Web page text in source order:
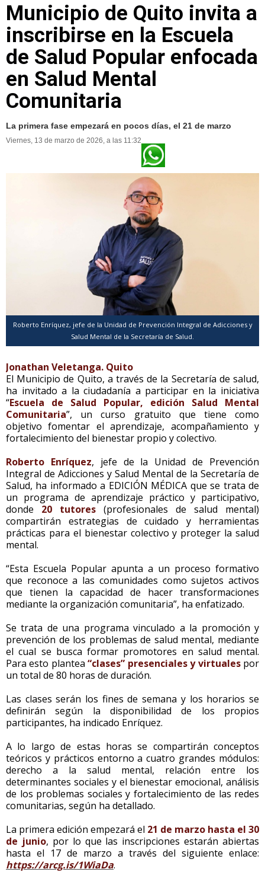
Municipio de Quito invita a
inscribirse en la Escuela
de Salud Popular enfocada
en Salud Mental
Comunitaria
La primera fase empezará en pocos días, el 21 de marzo
Viernes, 13 de marzo de 2026, a las 11:32
Roberto Enríquez, jefe de la Unidad de Prevención Integral de Adicciones y
Salud Mental de la Secretaría de Salud.
Jonathan Veletanga. Quito
El Municipio de Quito, a través de la Secretaría de salud,
ha invitado a la ciudadanía a participar en la iniciativa
“Escuela de Salud Popular, edición Salud Mental
Comunitaria”, un curso gratuito que tiene como
objetivo fomentar el aprendizaje, acompañamiento y
fortalecimiento del bienestar propio y colectivo.
Roberto Enríquez, jefe de la Unidad de Prevención
Integral de Adicciones y Salud Mental de la Secretaría de
Salud, ha informado a EDICIÓN MÉDICA que se trata de
un programa de aprendizaje práctico y participativo,
donde 20 tutores (profesionales de salud mental)
compartirán estrategias de cuidado y herramientas
prácticas para el bienestar colectivo y proteger la salud
mental.
“Esta Escuela Popular apunta a un proceso formativo
que reconoce a las comunidades como sujetos activos
que tienen la capacidad de hacer transformaciones
mediante la organización comunitaria”, ha enfatizado.
Se trata de una programa vinculado a la promoción y
prevención de los problemas de salud mental, mediante
el cual se busca formar promotores en salud mental.
Para esto plantea“clases” presenciales y virtualespor
un total de 80 horas de duración.
Las clases serán los fines de semana y los horarios se
definirán según la disponibilidad de los propios
participantes, ha indicado Enríquez.
A lo largo de estas horas se compartirán conceptos
teóricos y prácticos entorno a cuatro grandes módulos:
derecho a la salud mental, relación entre los
determinantes sociales y el bienestar emocional, análisis
de los problemas sociales y fortalecimiento de las redes
comunitarias, según ha detallado.
La primera edición empezará el 21 de marzo hasta el 30
de junio, por lo que las inscripciones estarán abiertas
hasta el 17 de marzo a través del siguiente enlace:
https://arcg.is/1WiaDa.